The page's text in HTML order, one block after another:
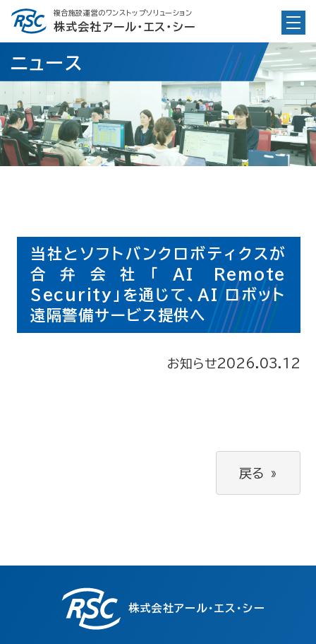
Skip
content
複合施設運営のワンストップソリューション
株式会社アール・エス・シー
ニュース
当社とソフトバンクロボティクスが
合弁会社「AI Remote
Security」を通じて、AI ロボット
遠隔警備サービス提供へ
お知らせ2026.03.12
戻る »
株式会社アール・エス・シー